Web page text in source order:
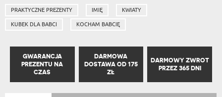
PRAKTYCZNE PREZENTY IMIĘ KWIATY
KUBEK DLA BABCI KOCHAM BABCIĘ
GWARANCJA
PREZENTU NA
CZAS
DARMOWA
DOSTAWA OD 175
ZŁ
DARMOWY ZWROT
PRZEZ 365 DNI